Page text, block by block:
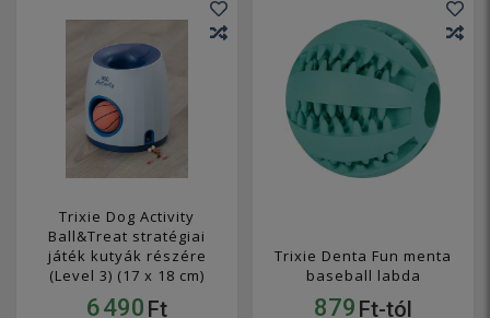
Trixie Dog Activity
Ball&Treat stratégiai
játék kutyák részére
(Level 3) (17 x 18 cm)
6 490 Ft
Trixie Denta Fun menta
baseball labda
879 Ft-tól